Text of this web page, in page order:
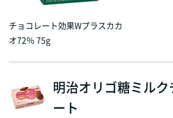
チョコレート効果Wプラスカカ
オ72％ 75g
明治オリゴ糖ミルク
ート